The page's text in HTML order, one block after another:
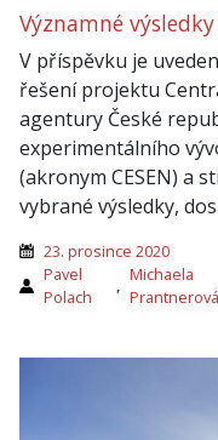
Významné
V příspěvku je
řešení projektu
agentury České
experimentálního
(akronym CESEN) a
vybrané výsledky,
23. prosince 2020
Pavel
Polach
,
Michaela
Prantnerová